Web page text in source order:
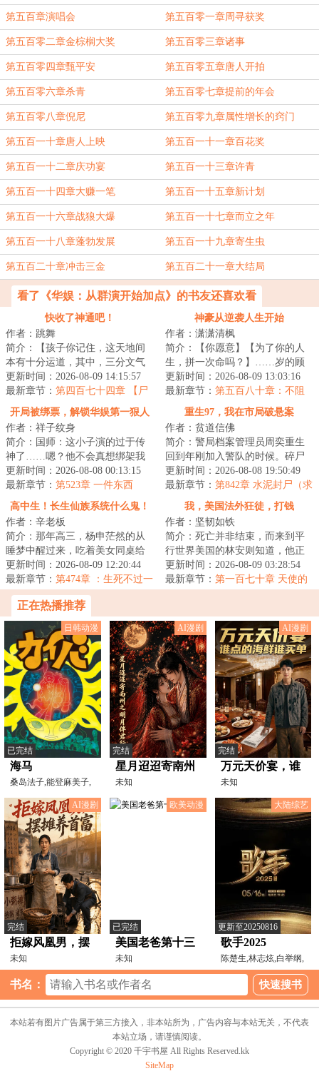
第五百章演唱会 第五百零一章周寻获奖
第五百零二章金棕榈大奖 第五百零三章诸事
第五百零四章甄平安 第五百零五章唐人开拍
第五百零六章杀青 第五百零七章提前的年会
第五百零八章倪尼 第五百零九章属性增长的窍门
第五百一十章唐人上映 第五百一十一章百花奖
第五百一十二章庆功宴 第五百一十三章许青
第五百一十四章大赚一笔 第五百一十五章新计划
第五百一十六章战狼大爆 第五百一十七章而立之年
第五百一十八章蓬勃发展 第五百一十九章寄生虫
第五百二十章冲击三金 第五百二十一章大结局
看了《华娱：从群演开始加点》的书友还喜欢看
快收了神通吧！
作者：跳舞
简介：【孩子你记住，这天地间
本有十分运道，其中，三分文气
七分武，还有一分定乾坤！】
【++……咦？老祖...
更新时间：2026-08-09 14:15:57
最新章节： 第四百七十四章 【尸
体？】
神豪从逆袭人生开始
作者：潇潇清枫
简介：【你愿意】【为了你的人
生，拼一次命吗？】……岁的顾
珩，双脚深陷泥泞。当命运荆棘
递向他的那一刻...
更新时间：2026-08-09 13:03:16
最新章节： 第五百八十章：不阻
拦，能接受
开局被绑票，解锁华娱第一狠人
作者：祥子纹身
简介：国师：这小子演的过于传
神了……嗯？他不会真想绑架我
吧？！诗人：什么意思？绑我摄
影干嘛！该绑架...
更新时间：2026-08-08 00:13:15
最新章节： 第523章 一件东西
重生97，我在市局破悬案
作者：贫道信佛
简介：警局档案管理员周奕重生
回到年刚加入警队的时候。碎尸
案、纵火案、枪击案……前世无
聊时熟读的那一...
更新时间：2026-08-08 19:50:49
最新章节： 第842章 水泥封尸（求
月票）
高中生！长生仙族系统什么鬼！
作者：辛老板
简介：那年高三，杨申茫然的从
睡梦中醒过来，吃着美女同桌给
他带的零食。然后觉醒了一个
叫“长生仙族系统...
更新时间：2026-08-09 12:20:44
最新章节： 第474章 ：生死不过一
条河
我，美国法外狂徒，打钱
作者：坚韧如铁
简介：死亡并非结束，而来到平
行世界美国的林安则知道，他正
在地狱进行一场伟大的冒险。...
更新时间：2026-08-09 03:28:54
最新章节： 第一百七十章 天使的
正在热播推荐
日韩动漫
已完结
海马
桑岛法子,能登麻美子,
朴璐美,斋藤千和,水田
AI漫剧
完结
星月迢迢寄南州
之明月伴君行
未知
AI漫剧
完结
万元天价宴，谁
点的海鲜谁买单
未知
AI漫剧
完结
拒嫁风凰男，摆
摊养首富
未知
欧美动漫
已完结
美国老爸第十三
季
未知
大陆综艺
更新至20250816
歌手2025
陈楚生,林志炫,白举纲,
周延,单依纯,米奇·
书名：
本站若有图片广告属于第三方接入，非本站所为，广告内容与本站无关，不代表
本站立场，请谨慎阅读。
Copyright © 2020 千宇书屋 All Rights Reserved.kk
SiteMap